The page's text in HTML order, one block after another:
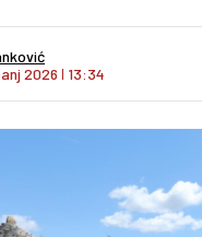
2026 I 13:34